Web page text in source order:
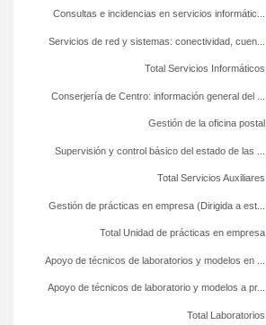
Total Laboratorios
Apoyo de técnicos de laboratorio y modelos a pr...
Apoyo de técnicos de laboratorios y modelos en ...
Total Unidad de prácticas en empresa
Gestión de prácticas en empresa (Dirigida a est...
Total Servicios Auxiliares
Supervisión y control básico del estado de las ...
Gestión de la oficina postal
Conserjería de Centro: información general del ...
Total Servicios Informáticos
Servicios de red y sistemas: conectividad, cuen...
Consultas e incidencias en servicios informátic...